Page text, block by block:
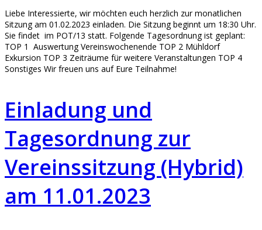
Liebe Interessierte, wir möchten euch herzlich zur monatlichen
Sitzung am 01.02.2023 einladen. Die Sitzung beginnt um 18:30 Uhr.
Sie findet im POT/13 statt. Folgende Tagesordnung ist geplant:
TOP 1 Auswertung Vereinswochenende TOP 2 Mühldorf
Exkursion TOP 3 Zeiträume für weitere Veranstaltungen TOP 4
Sonstiges Wir freuen uns auf Eure Teilnahme!
Einladung und
Tagesordnung zur
Vereinssitzung (Hybrid)
am 11.01.2023